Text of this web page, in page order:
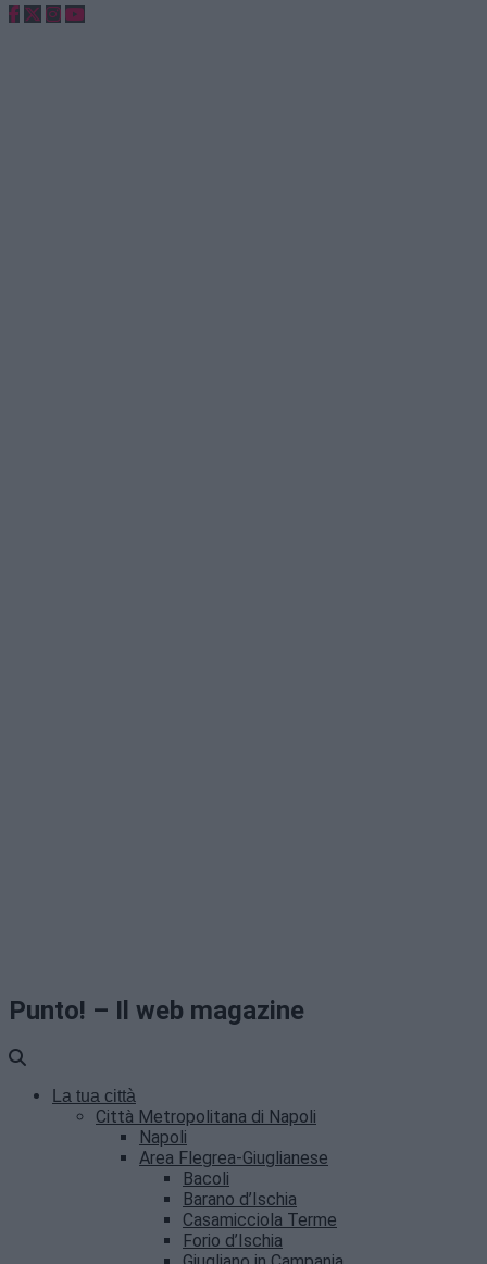
Punto! – Il web magazine
La tua città
Città Metropolitana di Napoli
Napoli
Area Flegrea-Giuglianese
Bacoli
Barano d’Ischia
Casamicciola Terme
Forio d’Ischia